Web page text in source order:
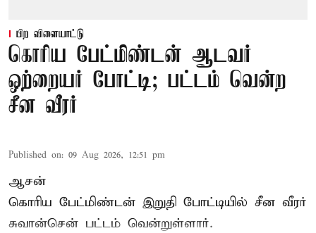
பிற விளையாட்டு
கொரிய பேட்மிண்டன் ஆடவர்
ஒற்றையர் போட்டி; பட்டம் வென்ற
சீன வீரர்
Published on: 09 Aug 2026, 12:51 pm
ஆசன்
கொரிய பேட்மிண்டன் இறுதி போட்டியில் சீன வீரர்
சுவான்சென் பட்டம் வென்றுள்ளார்.